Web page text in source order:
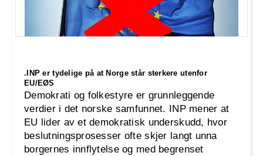
.INP er tydelige på at Norge står sterkere utenfor
EU/EØS
Demokrati og folkestyre er grunnleggende
verdier i det norske samfunnet. INP mener at
EU lider av et demokratisk underskudd, hvor
beslutningsprosesser ofte skjer langt unna
borgernes innflytelse og med begrenset